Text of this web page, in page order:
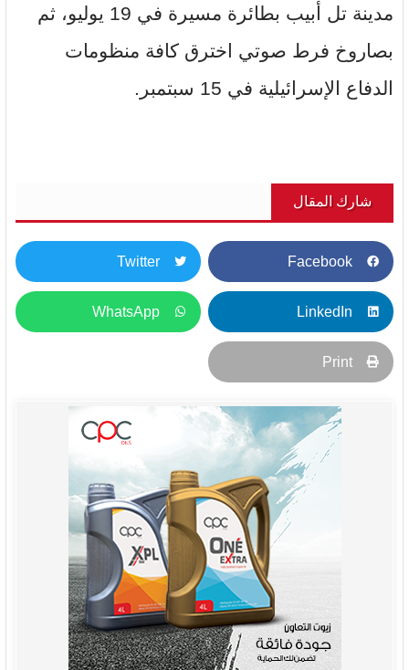
مدينة تل أبيب بطائرة مسيرة في 19 يوليو، ثم
بصاروخ فرط صوتي اخترق كافة منظومات
الدفاع الإسرائيلية في 15 سبتمبر.
شارك المقال
Facebook
Twitter
LinkedIn
WhatsApp
Print